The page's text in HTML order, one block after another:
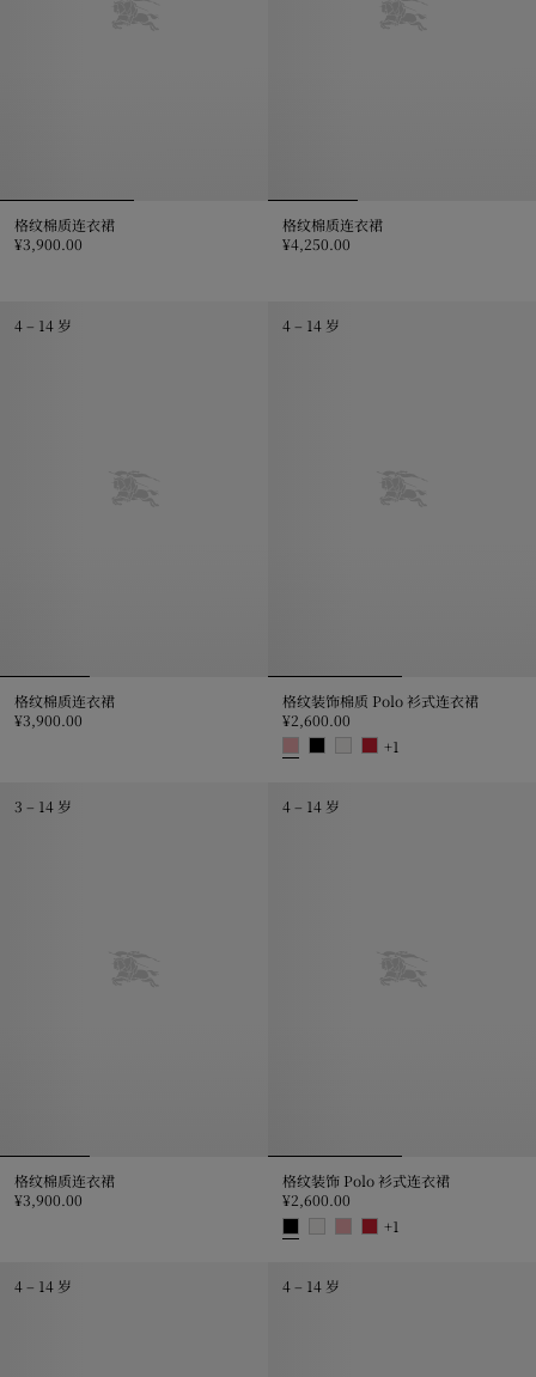
格纹棉质连衣裙
¥3,900.00
格纹棉质连衣裙
¥4,250.00
4 – 14 岁
格纹棉质连衣裙
¥3,900.00
4 – 14 岁
格纹装饰棉质 Polo 衫式连衣裙
¥2,600.00
+1
3 – 14 岁
格纹棉质连衣裙
¥3,900.00
4 – 14 岁
格纹装饰 Polo 衫式连衣裙
¥2,600.00
+1
4 – 14 岁 4 – 14 岁